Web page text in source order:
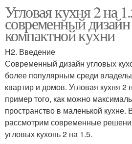
Угловая кухня 2 на
современный
компактной кухни
H2. Введение
Современный дизайн угловых
более популярным среди
квартир и домов. Угловая кухня 2
пример того, как можно
пространство в маленькой кухне.
рассмотрим современные
угловых кухонь 2 на 1.5.